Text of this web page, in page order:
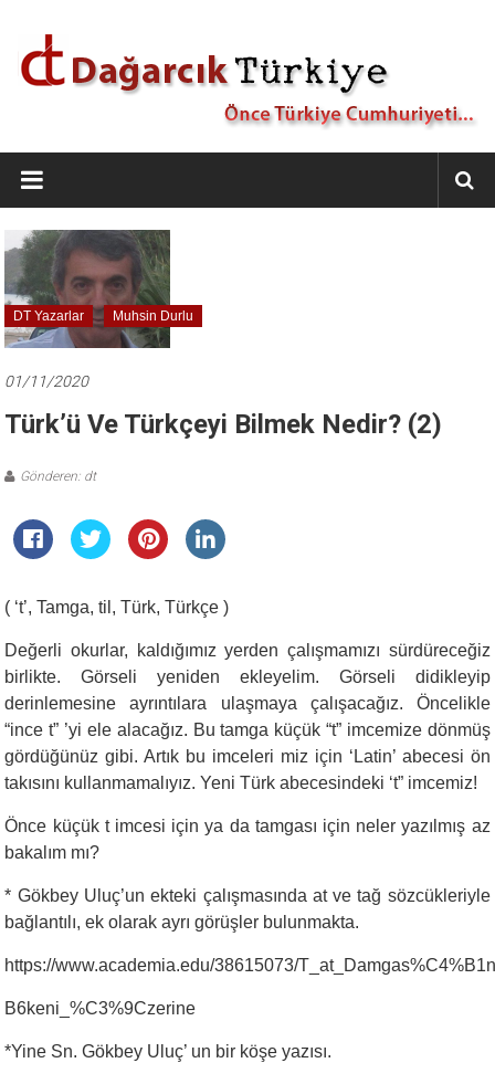
Dağarcık
Türkiye
Önce
Türkiye
Cumhuriyeti…
DT Yazarlar Muhsin Durlu
01/11/2020
Türk’ü Ve Türkçeyi Bilmek Nedir? (2)
Gönderen: dt
( ‘t’, Tamga, til, Türk, Türkçe )
Değerli okurlar, kaldığımız yerden çalışmamızı sürdüreceğiz
birlikte. Görseli yeniden ekleyelim. Görseli didikleyip
derinlemesine ayrıntılara ulaşmaya çalışacağız. Öncelikle
“ince t” ’yi ele alacağız. Bu tamga küçük “t” imcemize dönmüş
gördüğünüz gibi. Artık bu imceleri miz için ‘Latin’ abecesi ön
takısını kullanmamalıyız. Yeni Türk abecesindeki ‘t” imcemiz!
Önce küçük t imcesi için ya da tamgası için neler yazılmış az
bakalım mı?
* Gökbey Uluç’un ekteki çalışmasında at ve tağ sözcükleriyle
bağlantılı, ek olarak ayrı görüşler bulunmakta.
https://www.academia.edu/38615073/
B6keni_%C3%9Czerine
*Yine Sn. Gökbey Uluç’ un bir köşe yazısı.